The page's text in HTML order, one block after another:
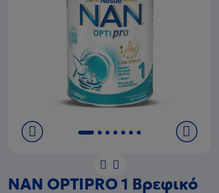
NAN OPTIPRO 1 Βρεφικό